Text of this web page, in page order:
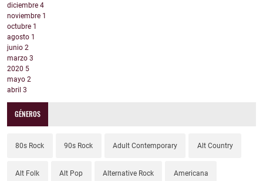
diciembre 4
noviembre 1
octubre 1
agosto 1
junio 2
marzo 3
2020 5
mayo 2
abril 3
GÉNEROS
80s Rock 90s Rock Adult Contemporary Alt Country
Alt Folk Alt Pop Alternative Rock Americana